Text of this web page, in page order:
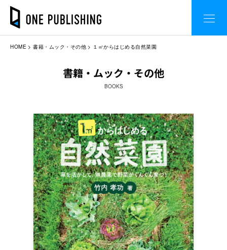
HOME 書籍・ムック・その他 １㎡からはじめる自然菜園
書籍・ムック・その他
BOOKS